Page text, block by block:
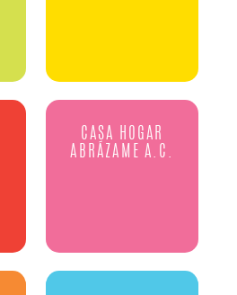
CASA HOGAR
ABRÁZAME A.C.